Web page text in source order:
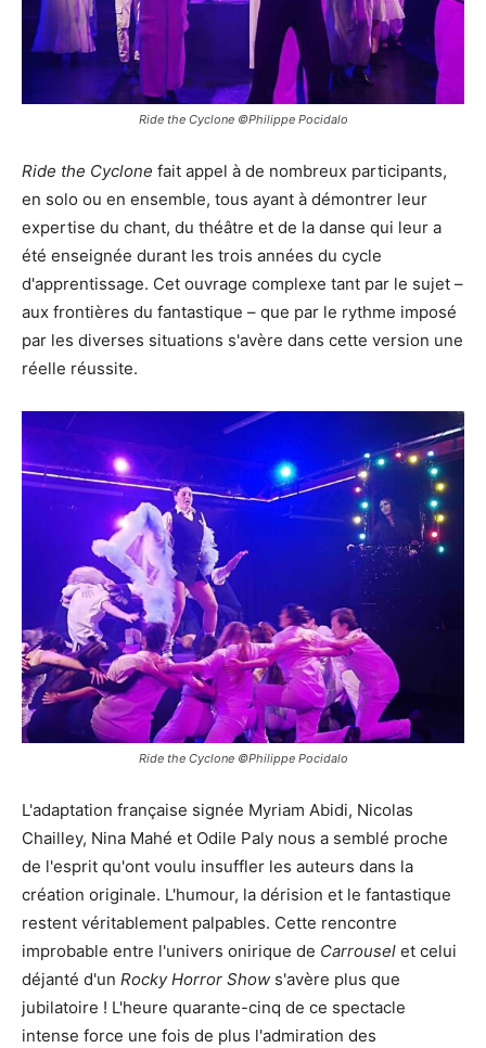
Ride the Cyclone ©Philippe Pocidalo
Ride the Cyclone fait appel à de nombreux participants,
en solo ou en ensemble, tous ayant à démontrer leur
expertise du chant, du théâtre et de la danse qui leur a
été enseignée durant les trois années du cycle
d'apprentissage. Cet ouvrage complexe tant par le sujet –
aux frontières du fantastique – que par le rythme imposé
par les diverses situations s'avère dans cette version une
réelle réussite.
Ride the Cyclone ©Philippe Pocidalo
L'adaptation française signée Myriam Abidi, Nicolas
Chailley, Nina Mahé et Odile Paly nous a semblé proche
de l'esprit qu'ont voulu insuffler les auteurs dans la
création originale. L'humour, la dérision et le fantastique
restent véritablement palpables. Cette rencontre
improbable entre l'univers onirique de Carrousel et celui
déjanté d'un Rocky Horror Show s'avère plus que
jubilatoire ! L'heure quarante-cinq de ce spectacle
intense force une fois de plus l'admiration des